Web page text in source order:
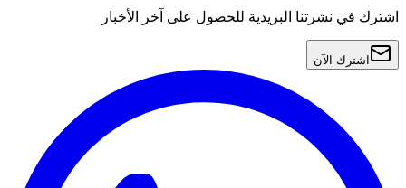
اشترك في نشرتنا البريدية للحصول على آخر الأخبار
اشترك الآن